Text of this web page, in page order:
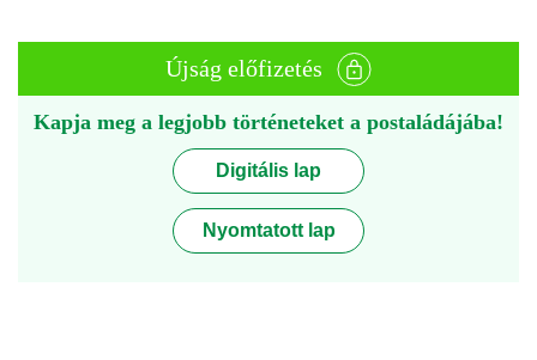
Újság előfizetés
Kapja meg a legjobb történeteket a postaládájába!
Digitális lap
Nyomtatott lap